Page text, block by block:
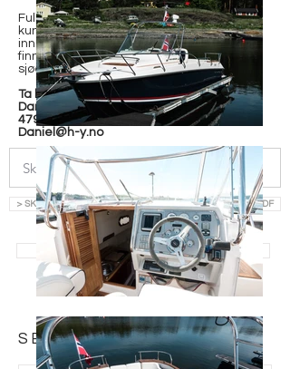
Fullt utstyrt med alt Hydrolift tilbyr, service
kun utført hos Hydrolift og vinterlagret
innendørs. Dette er den råeste X-32 som
finnes, en unik mulighet til å eie et ikon på
sjøen. Må ses!
Ta kontakt for Visning
Daniel
479 61 918
Daniel@h-y.no
> SKRIV INN EPOST OG LAST NED SALGSOPPGAVE SOM PDF
> SE ALLE BÅTER TIL SALGS
SEND FORESPØRSEL: